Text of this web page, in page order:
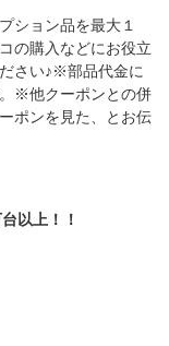
ション品を最大１
の購入などにお役立
さい♪※部品代金に
※他クーポンとの併
ポンを見た、とお伝
以上！！